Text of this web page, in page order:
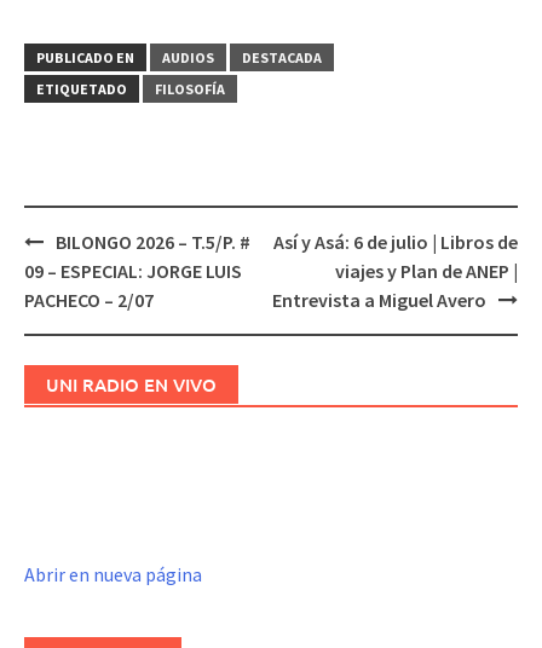
PUBLICADO EN AUDIOS
DESTACADA
ETIQUETADO
FILOSOFÍA
Navegación
de
BILONGO 2026 – T.5/P. #
09 – ESPECIAL: JORGE LUIS
PACHECO – 2/07
Así y Asá: 6 de julio | Libros de
viajes y Plan de ANEP |
Entrevista a Miguel Avero
UNI RADIO EN VIVO
Abrir en nueva página